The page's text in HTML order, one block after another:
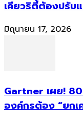
เคียวริตี้ต้องปรับ
มิถุนายน 17, 2026
Gartner เผย!
องค์กรต้อง “ยกเ